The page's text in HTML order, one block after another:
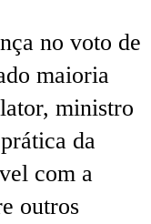
no voto de
maioria
ministro
da
com a
outros